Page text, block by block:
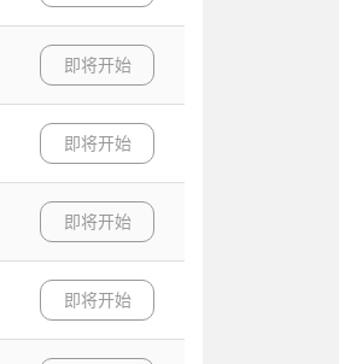
即将开始
即将开始
即将开始
即将开始